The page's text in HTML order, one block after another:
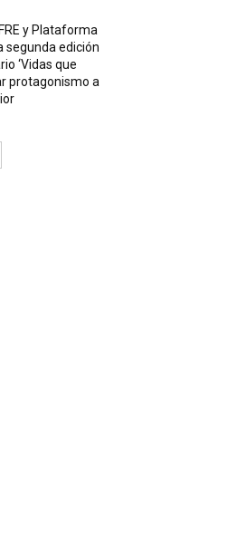
y Plataforma
segunda edición
‘Vidas que
protagonismo a